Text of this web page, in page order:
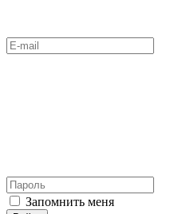
Запомнить меня